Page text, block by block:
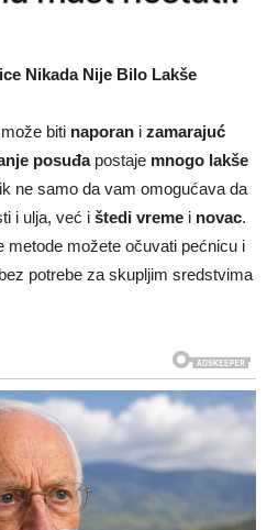
Nikada Nije Bilo Lakše
biti naporan i zamarajuć
posuđapostaje mnogo lakše
ne samo da vam omogućava da
i ulja, već i štedi vreme i novac.
metode možete očuvati pećnicu i
bez potrebe za skupljim sredstvima